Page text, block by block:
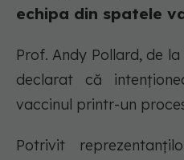
echipa din spatele
Prof. Andy Pollard, de
declarat că
vaccinul printr-un
Potrivit